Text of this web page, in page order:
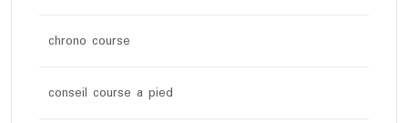
chrono course
conseil course a pied